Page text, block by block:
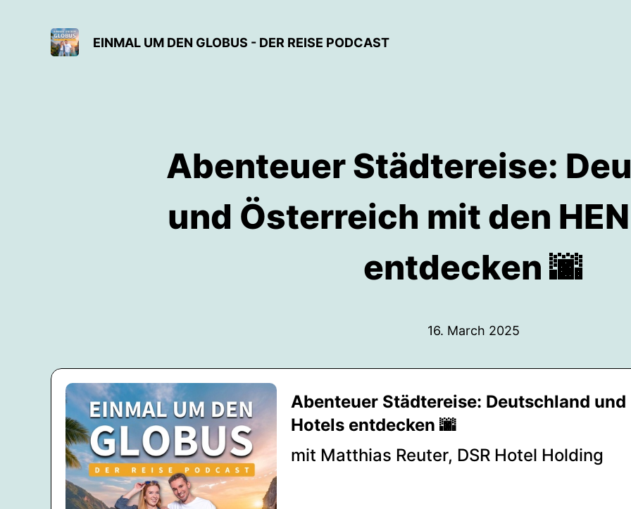
EINMAL UM DEN GLOBUS - DER REISE PODCAST
Abenteuer Städtereise:
und Österreich mit den
entdecken 🌆
16. March 2025